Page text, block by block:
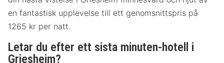
en fantastisk upplevelse till ett genomsnittspris på
1265 kr per natt.
Letar du efter ett sista minuten-hotell i
Griesheim?